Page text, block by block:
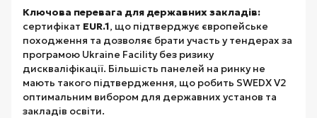
Ключова перевага для державних закладів:
сертифікат EUR.1, що підтверджує європейське
походження та дозволяє брати участь у тендерах за
програмою Ukraine Facility без ризику
дискваліфікації. Більшість панелей на ринку не
мають такого підтвердження, що робить SWEDX V2
оптимальним вибором для державних установ та
закладів освіти.